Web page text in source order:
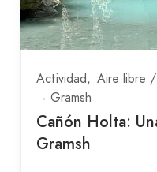
Actividad Aire libre
Gramsh
Cañón Holta:
Gramsh